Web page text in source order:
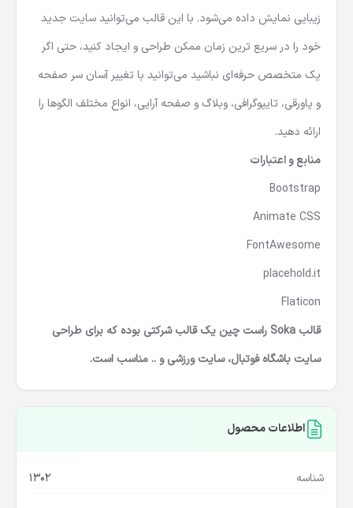
زیبایی نمایش داده می‌شود. با این قالب می‌توانید سایت جدید
خود را در سریع ترین زمان ممکن طراحی و ایجاد کنید، حتی اگر
یک متخصص حرفه‌ای نباشید می‌توانید با تغییر آسان سر صفحه
و پاورقی، تایپوگرافی، وبلاگ و صفحه آرایی، انواع مختلف الگوها را
ارائه دهید.
منابع و اعتبارات
Bootstrap
Animate CSS
FontAwesome
placehold.it
Flaticon
قالب
Soka راست چین یک قالب شرکتی بوده که برای طراحی
سایت باشگاه فوتبال، سایت ورزشی و .. مناسب است.
اطلاعات محصول
شناسه 1302